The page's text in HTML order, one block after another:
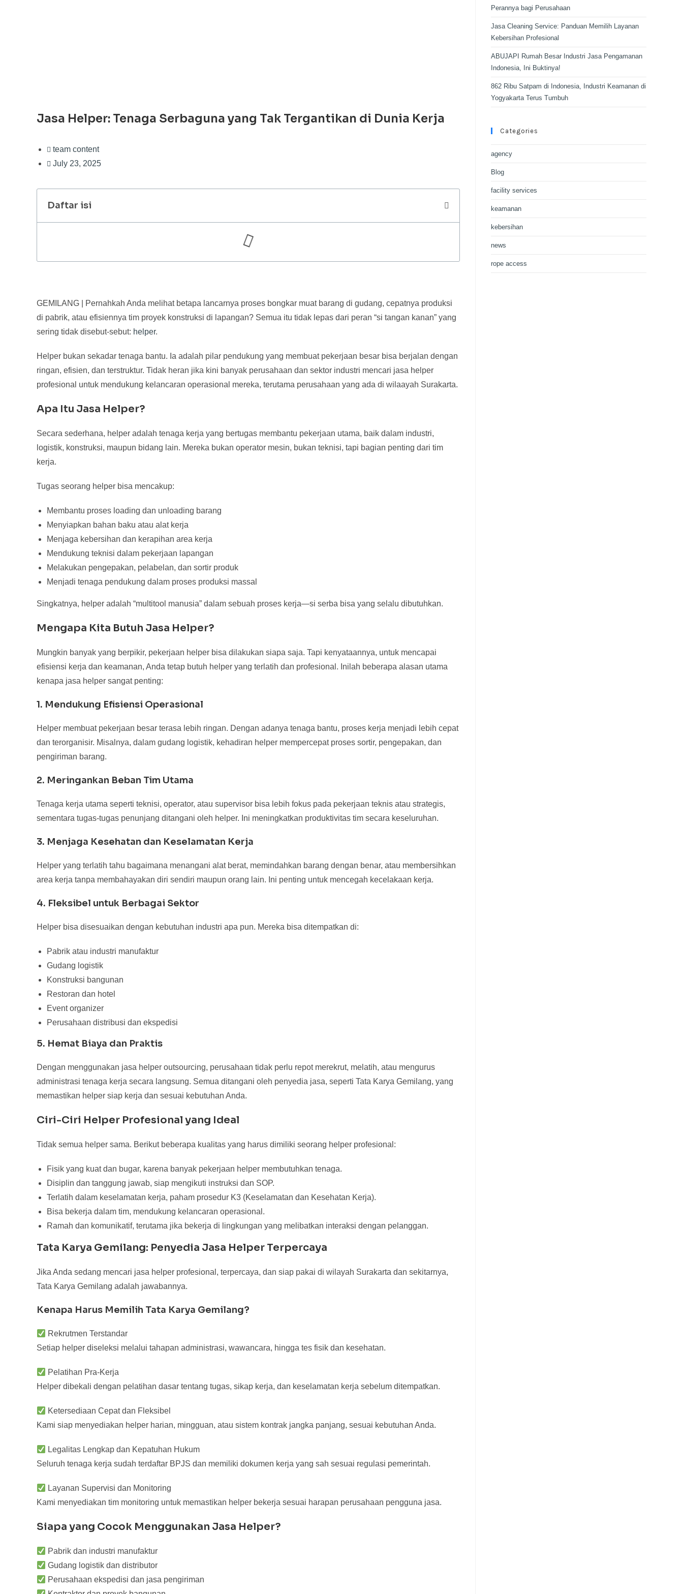
Jasa Helper: Tenaga Serbaguna yang Tak Tergantikan di Dunia Kerja
team content
July 23, 2025
Daftar isi
GEMILANG | Pernahkah Anda melihat betapa lancarnya proses bongkar muat barang di gudang, cepatnya produksi
di pabrik, atau efisiennya tim proyek konstruksi di lapangan? Semua itu tidak lepas dari peran “si tangan kanan” yang
sering tidak disebut-sebut: helper.
Helper bukan sekadar tenaga bantu. Ia adalah pilar pendukung yang membuat pekerjaan besar bisa berjalan dengan
ringan, efisien, dan terstruktur. Tidak heran jika kini banyak perusahaan dan sektor industri mencari jasa helper
profesional untuk mendukung kelancaran operasional mereka, terutama perusahaan yang ada di wilaayah Surakarta.
Apa Itu Jasa Helper?
Secara sederhana, helper adalah tenaga kerja yang bertugas membantu pekerjaan utama, baik dalam industri,
logistik, konstruksi, maupun bidang lain. Mereka bukan operator mesin, bukan teknisi, tapi bagian penting dari tim
kerja.
Tugas seorang helper bisa mencakup:
Membantu proses loading dan unloading barang
Menyiapkan bahan baku atau alat kerja
Menjaga kebersihan dan kerapihan area kerja
Mendukung teknisi dalam pekerjaan lapangan
Melakukan pengepakan, pelabelan, dan sortir produk
Menjadi tenaga pendukung dalam proses produksi massal
Singkatnya, helper adalah “multitool manusia” dalam sebuah proses kerja—si serba bisa yang selalu dibutuhkan.
Mengapa Kita Butuh Jasa Helper?
Mungkin banyak yang berpikir, pekerjaan helper bisa dilakukan siapa saja. Tapi kenyataannya, untuk mencapai
efisiensi kerja dan keamanan, Anda tetap butuh helper yang terlatih dan profesional. Inilah beberapa alasan utama
kenapa jasa helper sangat penting:
1. Mendukung Efisiensi Operasional
Helper membuat pekerjaan besar terasa lebih ringan. Dengan adanya tenaga bantu, proses kerja menjadi lebih cepat
dan terorganisir. Misalnya, dalam gudang logistik, kehadiran helper mempercepat proses sortir, pengepakan, dan
pengiriman barang.
2. Meringankan Beban Tim Utama
Tenaga kerja utama seperti teknisi, operator, atau supervisor bisa lebih fokus pada pekerjaan teknis atau strategis,
sementara tugas-tugas penunjang ditangani oleh helper. Ini meningkatkan produktivitas tim secara keseluruhan.
3. Menjaga Kesehatan dan Keselamatan Kerja
Helper yang terlatih tahu bagaimana menangani alat berat, memindahkan barang dengan benar, atau membersihkan
area kerja tanpa membahayakan diri sendiri maupun orang lain. Ini penting untuk mencegah kecelakaan kerja.
4. Fleksibel untuk Berbagai Sektor
Helper bisa disesuaikan dengan kebutuhan industri apa pun. Mereka bisa ditempatkan di:
Pabrik atau industri manufaktur
Gudang logistik
Konstruksi bangunan
Restoran dan hotel
Event organizer
Perusahaan distribusi dan ekspedisi
5. Hemat Biaya dan Praktis
Dengan menggunakan jasa helper outsourcing, perusahaan tidak perlu repot merekrut, melatih, atau mengurus
administrasi tenaga kerja secara langsung. Semua ditangani oleh penyedia jasa, seperti Tata Karya Gemilang, yang
memastikan helper siap kerja dan sesuai kebutuhan Anda.
Ciri-Ciri Helper Profesional yang Ideal
Tidak semua helper sama. Berikut beberapa kualitas yang harus dimiliki seorang helper profesional:
Fisik yang kuat dan bugar, karena banyak pekerjaan helper membutuhkan tenaga.
Disiplin dan tanggung jawab, siap mengikuti instruksi dan SOP.
Terlatih dalam keselamatan kerja, paham prosedur K3 (Keselamatan dan Kesehatan Kerja).
Bisa bekerja dalam tim, mendukung kelancaran operasional.
Ramah dan komunikatif, terutama jika bekerja di lingkungan yang melibatkan interaksi dengan pelanggan.
Tata Karya Gemilang: Penyedia Jasa Helper Terpercaya
Jika Anda sedang mencari jasa helper profesional, terpercaya, dan siap pakai di wilayah Surakarta dan sekitarnya,
Tata Karya Gemilang adalah jawabannya.
Kenapa Harus Memilih Tata Karya Gemilang?
Rekrutmen Terstandar
Setiap helper diseleksi melalui tahapan administrasi, wawancara, hingga tes fisik dan kesehatan.
Pelatihan Pra-Kerja
Helper dibekali dengan pelatihan dasar tentang tugas, sikap kerja, dan keselamatan kerja sebelum ditempatkan.
Ketersediaan Cepat dan Fleksibel
Kami siap menyediakan helper harian, mingguan, atau sistem kontrak jangka panjang, sesuai kebutuhan Anda.
Legalitas Lengkap dan Kepatuhan Hukum
Seluruh tenaga kerja sudah terdaftar BPJS dan memiliki dokumen kerja yang sah sesuai regulasi pemerintah.
Layanan Supervisi dan Monitoring
Kami menyediakan tim monitoring untuk memastikan helper bekerja sesuai harapan perusahaan pengguna jasa.
Siapa yang Cocok Menggunakan Jasa Helper?
Pabrik dan industri manufaktur
Gudang logistik dan distributor
Perusahaan ekspedisi dan jasa pengiriman
Perannya bagi Perusahaan
Jasa Cleaning Service: Panduan Memilih Layanan
Kebersihan Profesional
ABUJAPI Rumah Besar Industri Jasa Pengamanan
Indonesia, Ini Buktinya!
862 Ribu Satpam di Indonesia, Industri Keamanan di
Yogyakarta Terus Tumbuh
Categories
agency
Blog
facility services
keamanan
kebersihan
news
rope access